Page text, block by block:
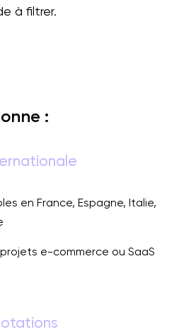
à filtrer.
:
en France, Espagne, Italie,
e-commerce ou SaaS